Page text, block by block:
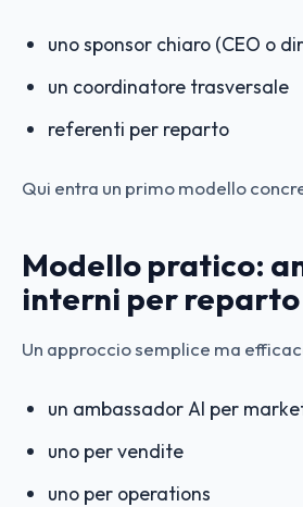
uno sponsor chiaro (CEO o
un coordinatore trasversale
referenti per reparto
Qui entra un primo modello
Modello pratico:
interni per reparto
Un approccio semplice ma
un ambassador AI per
uno per vendite
uno per operations